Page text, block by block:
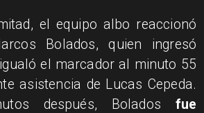
el equipo albo reaccionó
Bolados, quien ingresó
el marcador al minuto 55
asistencia de Lucas Cepeda.
después, Bolados fue